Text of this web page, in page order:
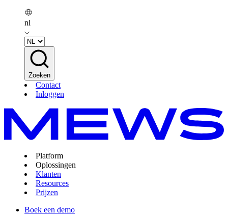
nl
Zoeken
Contact
Inloggen
Platform
Oplossingen
Klanten
Resources
Prijzen
Boek een demo